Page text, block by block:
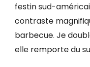
festin sud-
contraste
barbecue. Je
elle remporte du